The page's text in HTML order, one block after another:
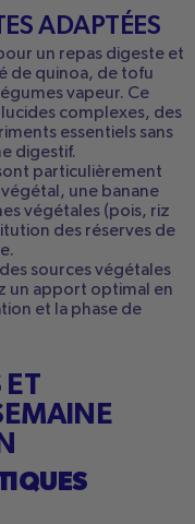
ADAPTÉES
un repas digeste et
de quinoa, de tofu
vapeur. Ce
complexes, des
essentiels sans
digestif.
particulièrement
une banane
végétales (pois, riz
des réserves de
sources végétales
un apport optimal en
et la phase de
ET